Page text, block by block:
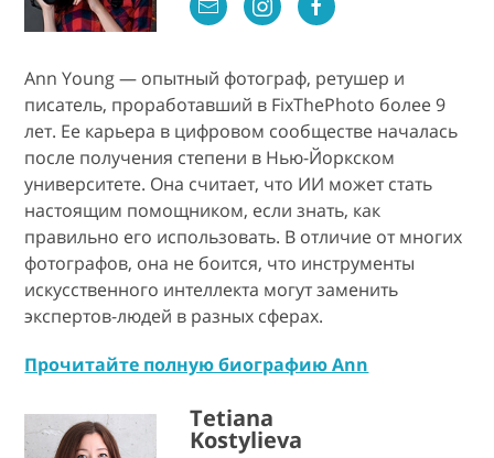
Ann Young — опытный фотограф, ретушер и
писатель, проработавший в FixThePhoto более 9
лет. Ее карьера в цифровом сообществе началась
после получения степени в Нью-Йоркском
университете. Она считает, что ИИ может стать
настоящим помощником, если знать, как
правильно его использовать. В отличие от многих
фотографов, она не боится, что инструменты
искусственного интеллекта могут заменить
экспертов-людей в разных сферах.
Прочитайте полную биографию Ann
Tetiana
Kostylieva